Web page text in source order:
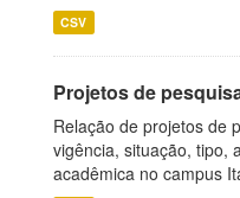
CSV
Projetos de
Relação de projetos de
vigência, situação, tipo,
acadêmica no campus